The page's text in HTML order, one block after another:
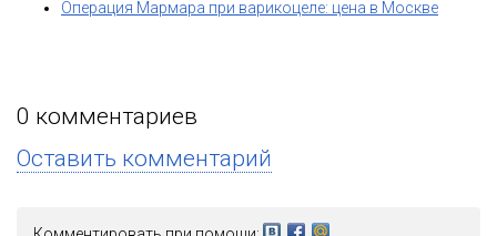
Операция Мармара при варикоцеле: цена в Москве
0 комментариев
Оставить комментарий